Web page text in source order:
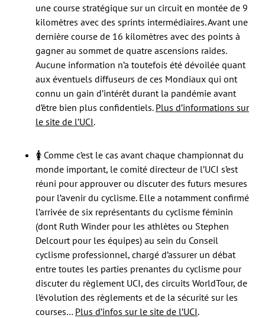
une course stratégique sur un circuit en montée de 9
kilomètres avec des sprints intermédiaires. Avant une
dernière course de 16 kilomètres avec des points à
gagner au sommet de quatre ascensions raides.
Aucune information n’a toutefois été dévoilée quant
aux éventuels diffuseurs de ces Mondiaux qui ont
connu un gain d’intérêt durant la pandémie avant
d’être bien plus confidentiels. Plus d’informations sur
le site de l’UCI.
🚺 Comme c’est le cas avant chaque championnat du
monde important, le comité directeur de l’UCI s’est
réuni pour approuver ou discuter des futurs mesures
pour l’avenir du cyclisme. Elle a notamment confirmé
l’arrivée de six représentants du cyclisme féminin
(dont Ruth Winder pour les athlètes ou Stephen
Delcourt pour les équipes) au sein du Conseil
cyclisme professionnel, chargé d’assurer un débat
entre toutes les parties prenantes du cyclisme pour
discuter du règlement UCI, des circuits WorldTour, de
l’évolution des règlements et de la sécurité sur les
courses… Plus d’infos sur le site de l’UCI.